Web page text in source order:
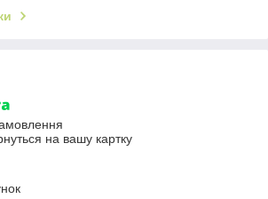
на вашу картку